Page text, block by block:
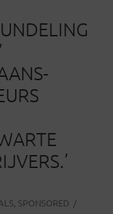
, SPONSORED